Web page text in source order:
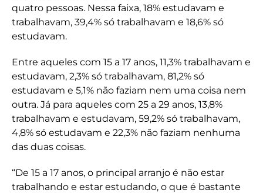
quatro pessoas. Nessa faixa, 18% estudavam e
trabalhavam, 39,4% só trabalhavam e 18,6% só
estudavam.
Entre aqueles com 15 a 17 anos, 11,3% trabalhavam e
estudavam, 2,3% só trabalhavam, 81,2% só
estudavam e 5,1% não faziam nem uma coisa nem
outra. Já para aqueles com 25 a 29 anos, 13,8%
trabalhavam e estudavam, 59,2% só trabalhavam,
4,8% só estudavam e 22,3% não faziam nenhuma
das duas coisas.
“De 15 a 17 anos, o principal arranjo é não estar
trabalhando e estar estudando, o que é bastante